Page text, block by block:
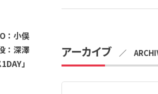
：小俣
：深澤
」
アーカイブ ／